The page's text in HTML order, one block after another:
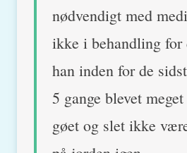
nødvendigt med
ikke i behandling
han inden for de
5 gange blevet
gøet og slet ikke